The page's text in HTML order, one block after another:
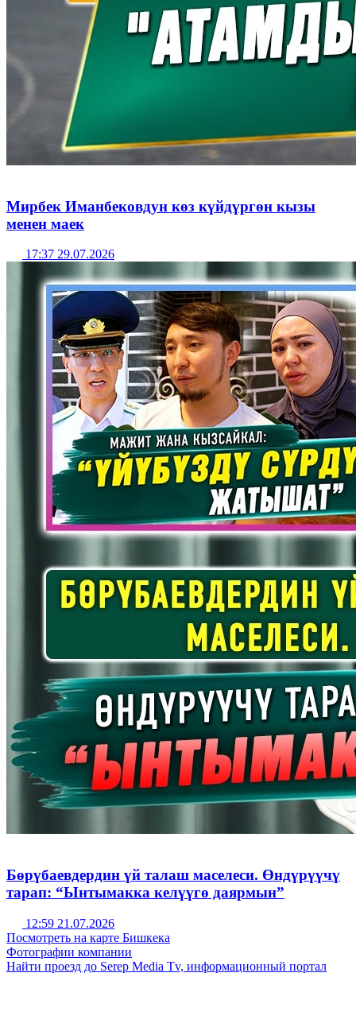
Мирбек Иманбековдун көз күйдүргөн кызы
менен маек
17:37 29.07.2026
Бөрүбаевдердин үй талаш маселеси. Өндүрүүчү
тарап: “Ынтымакка келүүгө даярмын”
12:59 21.07.2026
Посмотреть на карте Бишкека
Фотографии компании
Найти проезд до Serep Media Tv, информационный портал